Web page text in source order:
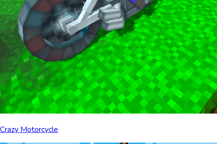
Crazy Motorcycle